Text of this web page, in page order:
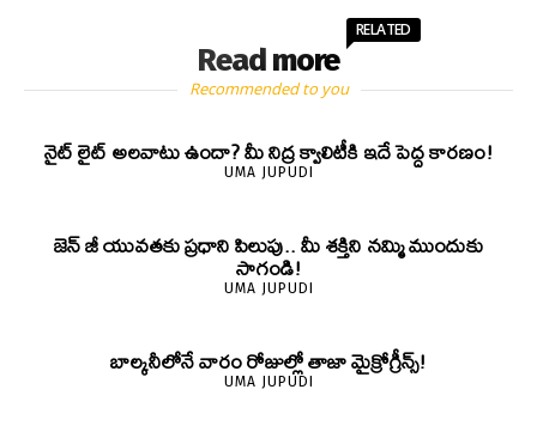
Read more
RELATED
Recommended to you
నైట్ లైట్ అలవాటు ఉందా? మీ నిద్ర క్వాలిటీకి ఇదే పెద్ద కారణం!
UMA JUPUDI
జెన్‌ జీ యువతకు ప్రధాని పిలుపు.. మీ శక్తిని నమ్మి ముందుకు
సాగండి!
UMA JUPUDI
బాల్కనీలోనే వారం రోజుల్లో తాజా మైక్రోగ్రీన్స్‌!
UMA JUPUDI